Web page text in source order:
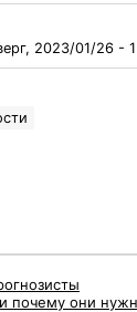
2023/01/26 -
почему они